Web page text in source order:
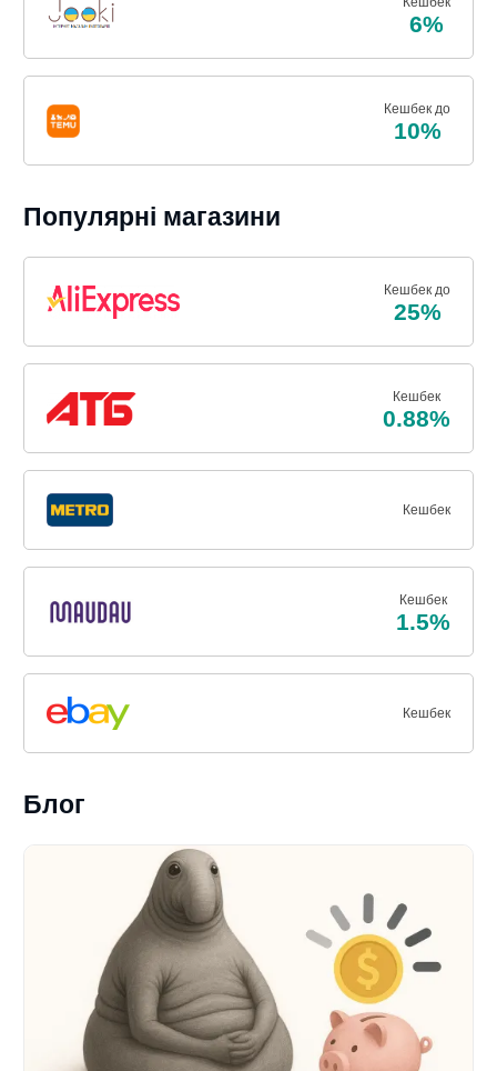
6%
Кешбек до
10%
Популярні магазини
Кешбек до
25%
Кешбек
0.88%
Кешбек
Кешбек
1.5%
Кешбек
Блог